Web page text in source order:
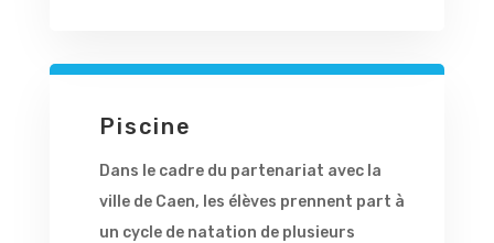
Piscine
Dans le cadre du partenariat avec la
ville de Caen, les élèves prennent part à
un cycle de natation de plusieurs